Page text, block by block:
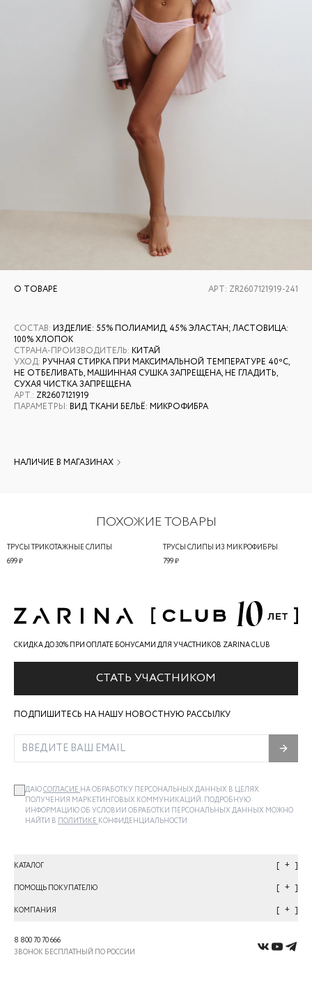
О ТОВАРЕ АРТ: ZR2607121919-241
СОСТАВ: ИЗДЕЛИЕ: 55% ПОЛИАМИД, 45% ЭЛАСТАН; ЛАСТОВИЦА:
100% ХЛОПОК
СТРАНА-ПРОИЗВОДИТЕЛЬ: КИТАЙ
УХОД: РУЧНАЯ СТИРКА ПРИ МАКСИМАЛЬНОЙ ТЕМПЕРАТУРЕ 40ºС,
НЕ ОТБЕЛИВАТЬ, МАШИННАЯ СУШКА ЗАПРЕЩЕНА, НЕ ГЛАДИТЬ,
СУХАЯ ЧИСТКА ЗАПРЕЩЕНА
АРТ.: ZR2607121919
ПАРАМЕТРЫ: ВИД ТКАНИ БЕЛЬЁ: МИКРОФИБРА
НАЛИЧИЕ В МАГАЗИНАХ
ПОХОЖИЕ ТОВАРЫ
ТРУСЫ ТРИКОТАЖНЫЕ СЛИПЫ
699 ₽
ТРУСЫ СЛИПЫ ИЗ МИКРОФИБРЫ
799 ₽
СКИДКА ДО 30% ПРИ ОПЛАТЕ БОНУСАМИ ДЛЯ УЧАСТНИКОВ ZARINA CLUB
СТАТЬ УЧАСТНИКОМ
ПОДПИШИТЕСЬ НА НАШУ НОВОСТНУЮ РАССЫЛКУ
ДАЮСОГЛАСИЕ НА ОБРАБОТКУ ПЕРСОНАЛЬНЫХ ДАННЫХ В ЦЕЛЯХ
ПОЛУЧЕНИЯ МАРКЕТИНГОВЫХ КОММУНИКАЦИЙ. ПОДРОБНУЮ
ИНФОРМАЦИЮ ОБ УСЛОВИИ ОБРАБОТКИ ПЕРСОНАЛЬНЫХ ДАННЫХ МОЖНО
НАЙТИ В ПОЛИТИКЕ КОНФИДЕНЦИАЛЬНОСТИ
КАТАЛОГ +
ПОМОЩЬ ПОКУПАТЕЛЮ +
КОМПАНИЯ +
8 800 70 70 666
ЗВОНОК БЕСПЛАТНЫЙ ПО РОССИИ